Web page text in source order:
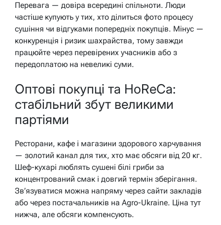
Перевага — довіра всередині спільноти. Люди
частіше купують у тих, хто ділиться фото процесу
сушіння чи відгуками попередніх покупців. Мінус —
конкуренція і ризик шахрайства, тому завжди
працюйте через перевірених учасників або з
передоплатою на невеликі суми.
Оптові покупці та HoReCa:
стабільний збут великими
партіями
Ресторани, кафе і магазини здорового харчування
— золотий канал для тих, хто має обсяги від 20 кг.
Шеф-кухарі люблять сушені білі гриби за
концентрований смак і довгий термін зберігання.
Зв’язуватися можна напряму через сайти закладів
або через постачальників на Agro-Ukraine. Ціна тут
нижча, але обсяги компенсують.